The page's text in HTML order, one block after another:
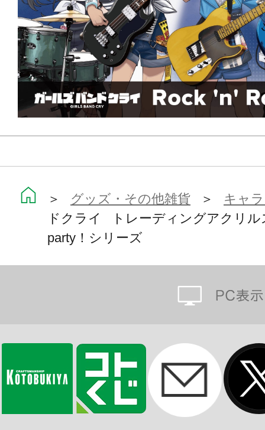
＞ グッズ・その他雑貨 ＞ キャ
ドクライ トレーディングアクリ
party！シリーズ